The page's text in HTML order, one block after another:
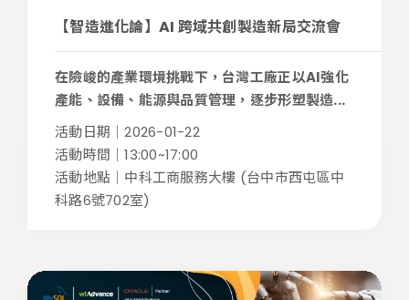
【智造進化論】AI 跨域共創製造新局交流會
在險峻的產業環境挑戰下，台灣工廠正以AI強化
產能、設備、能源與品質管理，逐步形塑製造...
活動日期｜2026-01-22
活動時間｜13:00~17:00
活動地點｜中科工商服務大樓 (台中市西屯區中
科路6號702室)